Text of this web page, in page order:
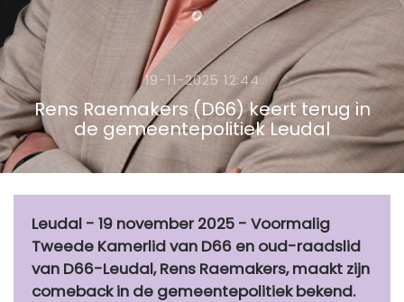
19-11-2025 12:44
Rens Raemakers (D66) keert terug in
de gemeentepolitiek Leudal
Leudal - 19 november 2025 - Voormalig
Tweede Kamerlid van D66 en oud-raadslid
van D66-Leudal, Rens Raemakers, maakt zijn
comeback in de gemeentepolitiek bekend.